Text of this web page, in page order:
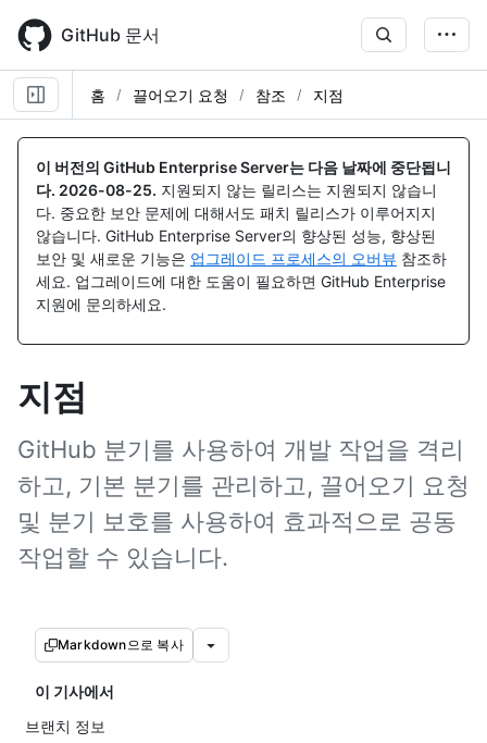
main
content
GitHub 문서
홈 끌어오기 요청 참조 지점
이 버전의 GitHub Enterprise Server는 다음 날짜에 중단됩니
다. 2026-08-25. 지원되지 않는 릴리스는 지원되지 않습니
다. 중요한 보안 문제에 대해서도 패치 릴리스가 이루어지지
않습니다. GitHub Enterprise Server의 향상된 성능, 향상된
보안 및 새로운 기능은 업그레이드 프로세스의 오버뷰 참조하
세요. 업그레이드에 대한 도움이 필요하면 GitHub Enterprise
지원에 문의하세요.
지점
GitHub 분기를 사용하여 개발 작업을 격리
하고, 기본 분기를 관리하고, 끌어오기 요청
및 분기 보호를 사용하여 효과적으로 공동
작업할 수 있습니다.
Markdown으로 복사
이 기사에서
브랜치 정보